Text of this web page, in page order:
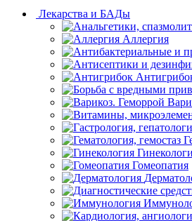
Лекарства и БАДы
Аллергия
Гомеопатия